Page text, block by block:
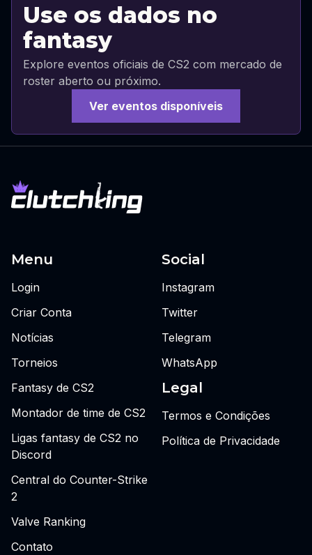
Use os dados no
fantasy
Explore eventos oficiais de CS2 com mercado de
roster aberto ou próximo.
Ver eventos disponíveis
Menu
Login
Criar Conta
Notícias
Torneios
Fantasy de CS2
Montador de time de CS2
Ligas fantasy de CS2 no
Discord
Central do Counter-Strike
2
Valve Ranking
Contato
Social
Instagram
Twitter
Telegram
WhatsApp
Legal
Termos e Condições
Política de Privacidade